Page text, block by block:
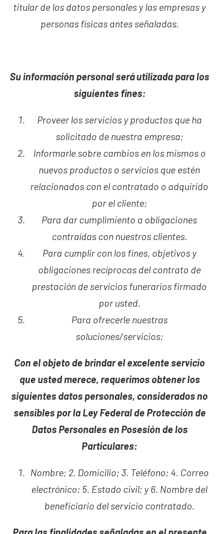
titular de los datos personales y las empresas y
personas físicas antes señaladas.
Su información personal será utilizada para los
siguientes fines:
Proveer los servicios y productos que ha
solicitado de nuestra empresa;
Informarle sobre cambios en los mismos o
nuevos productos o servicios que estén
relacionados con el contratado o adquirido
por el cliente;
Para dar cumplimiento a obligaciones
contraídas con nuestros clientes.
Para cumplir con los fines, objetivos y
obligaciones recíprocas del contrato de
prestación de servicios funerarios firmado
por usted.
Para ofrecerle nuestras
soluciones/servicios;
Con el objeto de brindar el excelente servicio
que usted merece, requerimos obtener los
siguientes datos personales, considerados no
sensibles por la Ley Federal de Protección de
Datos Personales en Posesión de los
Particulares:
Nombre; 2. Domicilio; 3. Teléfono; 4. Correo
electrónico; 5. Estado civil; y 6. Nombre del
beneficiario del servicio contratado.